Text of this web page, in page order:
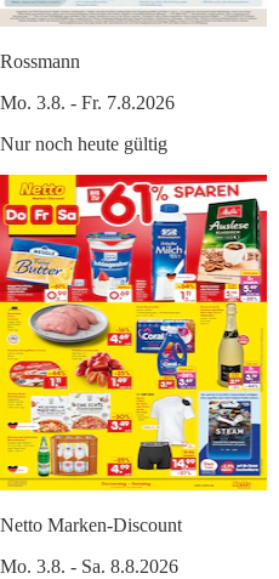
Rossmann
Mo. 3.8. - Fr. 7.8.2026
Nur noch heute gültig
Netto Marken-Discount
Mo. 3.8. - Sa. 8.8.2026